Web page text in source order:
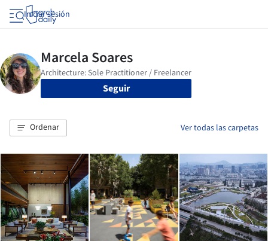
Iniciar sesión
Seguir
Ordenar Ver todas las carpetas